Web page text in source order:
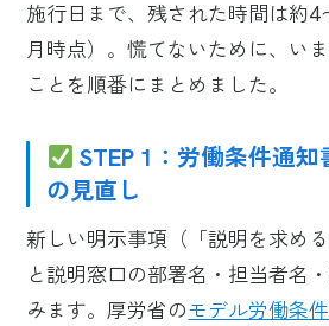
施行日まで、残された時間は約
月時点）。慌てないために、い
ことを順番にまとめました。
STEP 1：労働条件通
の見直し
新しい明示事項（「説明を求める
と説明窓口の部署名・担当者名
みます。厚労省のモデル労働条